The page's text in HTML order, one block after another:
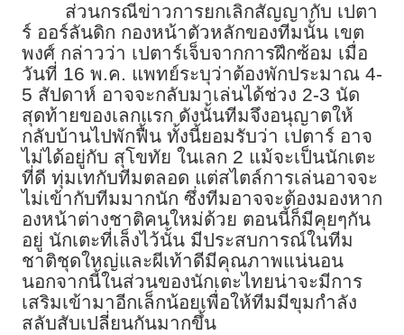
ส่วนกรณีข่าวการยกเลิกสัญญากับ เปตา
ร์ ออร์ลันดิก กองหน้าตัวหลักของทีมนั้น เขต
พงศ์ กล่าวว่า เปตาร์เจ็บจากการฝึกซ้อม เมื่อ
วันที่ 16 พ.ค. แพทย์ระบุว่าต้องพักประมาณ 4-
5 สัปดาห์ อาจจะกลับมาเล่นได้ช่วง 2-3 นัด
สุดท้ายของเลกแรก ดังนั้นทีมจึงอนุญาตให้
กลับบ้านไปพักฟื้น ทั้งนี้ยอมรับว่า เปตาร์ อาจ
ไม่ได้อยู่กับ สุโขทัย ในเลก 2 แม้จะเป็นนักเตะ
ที่ดี ทุ่มเทกับทีมตลอด แต่สไตล์การเล่นอาจจะ
ไม่เข้ากับทีมมากนัก ซึ่งทีมอาจจะต้องมองหาก
องหน้าต่างชาติคนใหม่ด้วย ตอนนี้ก็มีคุยๆกัน
อยู่ นักเตะที่เล็งไว้นั้น มีประสบการณ์ในทีม
ชาติชุดใหญ่และผีเท้าดีมีคุณภาพแน่นอน
นอกจากนี้ในส่วนของนักเตะไทยน่าจะมีการ
เสริมเข้ามาอีกเล็กน้อยเพื่อให้ทีมมีขุมกำลัง
สลับสับเปลี่ยนกันมากขึ้น